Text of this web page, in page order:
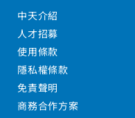
中天介紹
人才招募
使用條款
隱私權條款
免責聲明
商務合作方案